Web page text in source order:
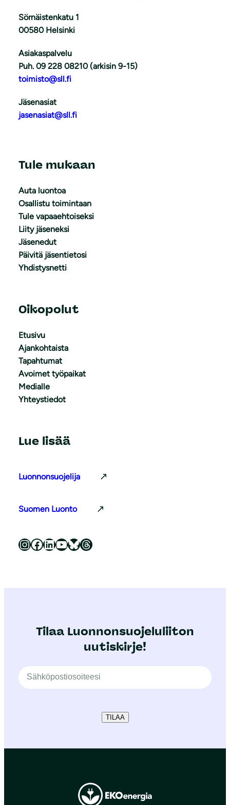
Sörnäistenkatu 1
00580 Helsinki
Asiakaspalvelu
Puh. 09 228 08210 (arkisin 9-15)
toimisto@sll.fi
Jäsenasiat
jasenasiat@sll.fi
Tule mukaan
Auta luontoa
Osallistu toimintaan
Tule vapaaehtoiseksi
Liity jäseneksi
Jäsenedut
Päivitä jäsentietosi
Yhdistysnetti
Oikopolut
Etusivu
Ajankohtaista
Tapahtumat
Avoimet työpaikat
Medialle
Yhteystiedot
Lue lisää
Luonnonsuojelija
Suomen Luonto
Luonnonsuojeluliitto Instagramissa Luonnonsuojeluliitto Facebookissa Luonnonsuojeluliitto LinkedInissä Luonnonsuojeluliiton YouTube-kanava Luonnonsuojeluliitto Blueskyssa Luonnonsuojeluliitto Threadsissa
Tilaa Luonnonsuojeluliiton
uutiskirje!
TILAA